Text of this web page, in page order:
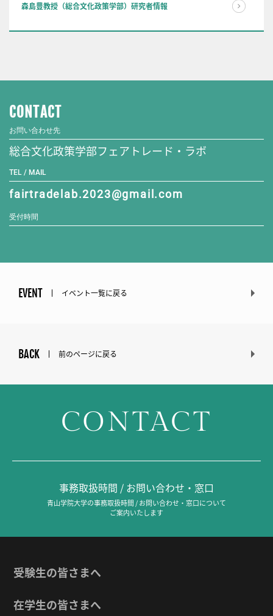
森島豊教授（総合文化政策学部）研究者情報
CONTACT
お問い合わせ先
総合文化政策学部フェアトレード・ラボ
TEL / MAIL
fairtradelab.2023@gmail.com
受付時間
EVENT イベント一覧に戻る
BACK 前のページに戻る
CONTACT
事務取扱時間 / お問い合わせ・窓口
青山学院大学の事務取扱時間 / お問い合わせ・窓口について
ご案内いたします
受験生の皆さまへ
在学生の皆さまへ